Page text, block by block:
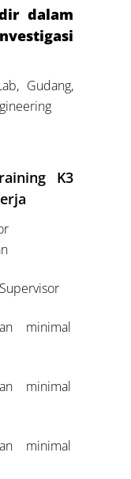
dalam
Gudang,
K3
minimal
minimal
minimal